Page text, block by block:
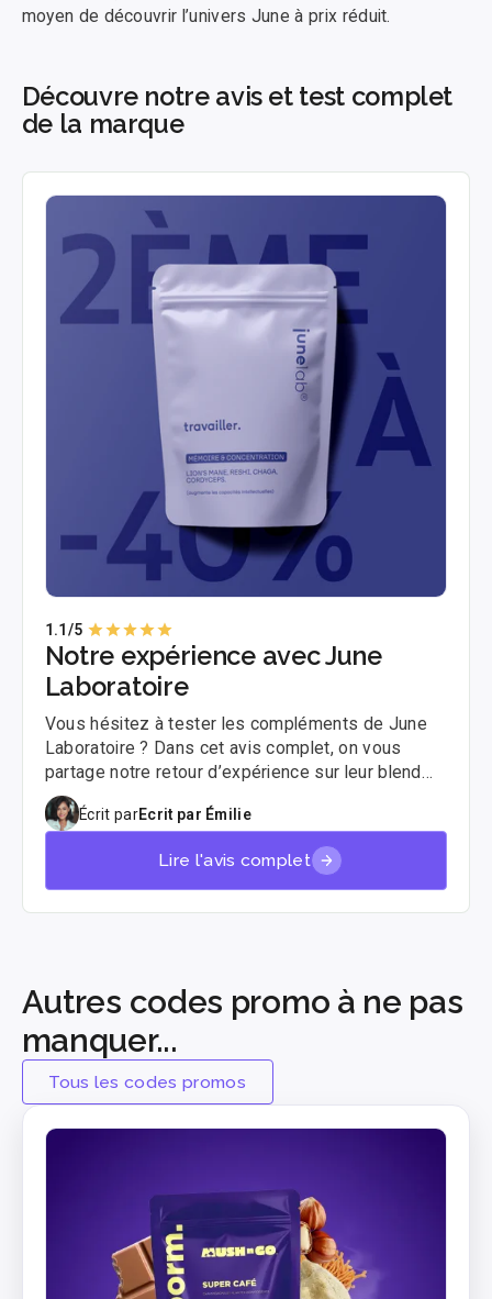
moyen de découvrir l’univers June à prix réduit.
Découvre notre avis et test complet
de la marque
1.1/5
Notre expérience avec June
Laboratoire
Vous hésitez à tester les compléments de June
Laboratoire ? Dans cet avis complet, on vous
partage notre retour d’expérience sur leur blend
“Travailler”, un concentré de champignons
fonctionnels pensé pour la concentration et la
Écrit parEcrit par Émilie
Lire l'avis complet
Autres codes promo à ne pas
manquer...
Tous les codes promos